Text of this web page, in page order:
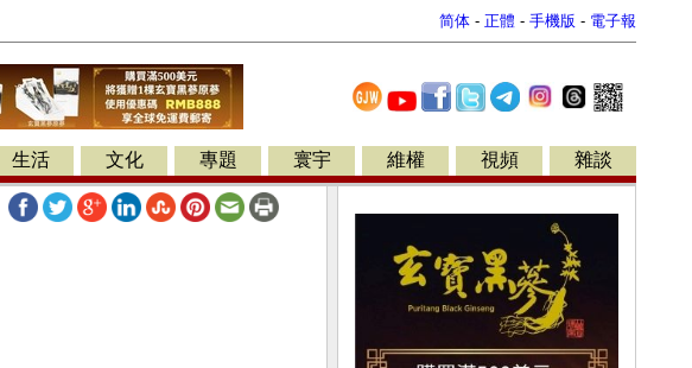
简体 - 正體 - 手機版 - 電子報
生活 文化 專題 寰宇 維權 視頻 雜談